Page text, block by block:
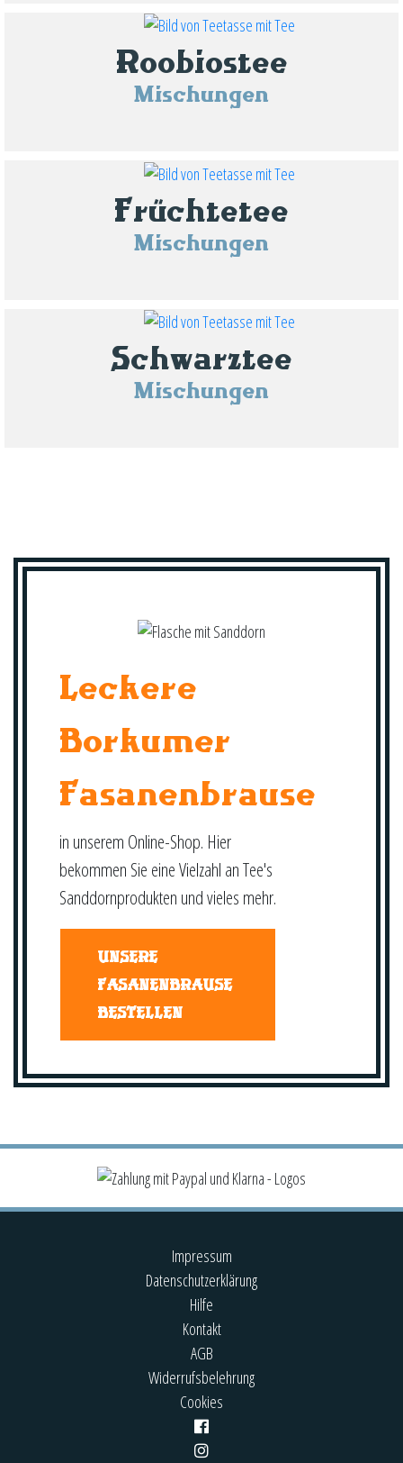
Roobiostee
Mischungen
Früchtetee
Mischungen
Schwarztee
Mischungen
Leckere
Borkumer
Fasanenbrause
in unserem Online-Shop. Hier
bekommen Sie eine Vielzahl an Tee's
Sanddornprodukten und vieles mehr.
UNSERE
FASANENBRAUSE
BESTELLEN
Impressum
Datenschutzerklärung
Hilfe
Kontakt
AGB
Widerrufsbelehrung
Cookies